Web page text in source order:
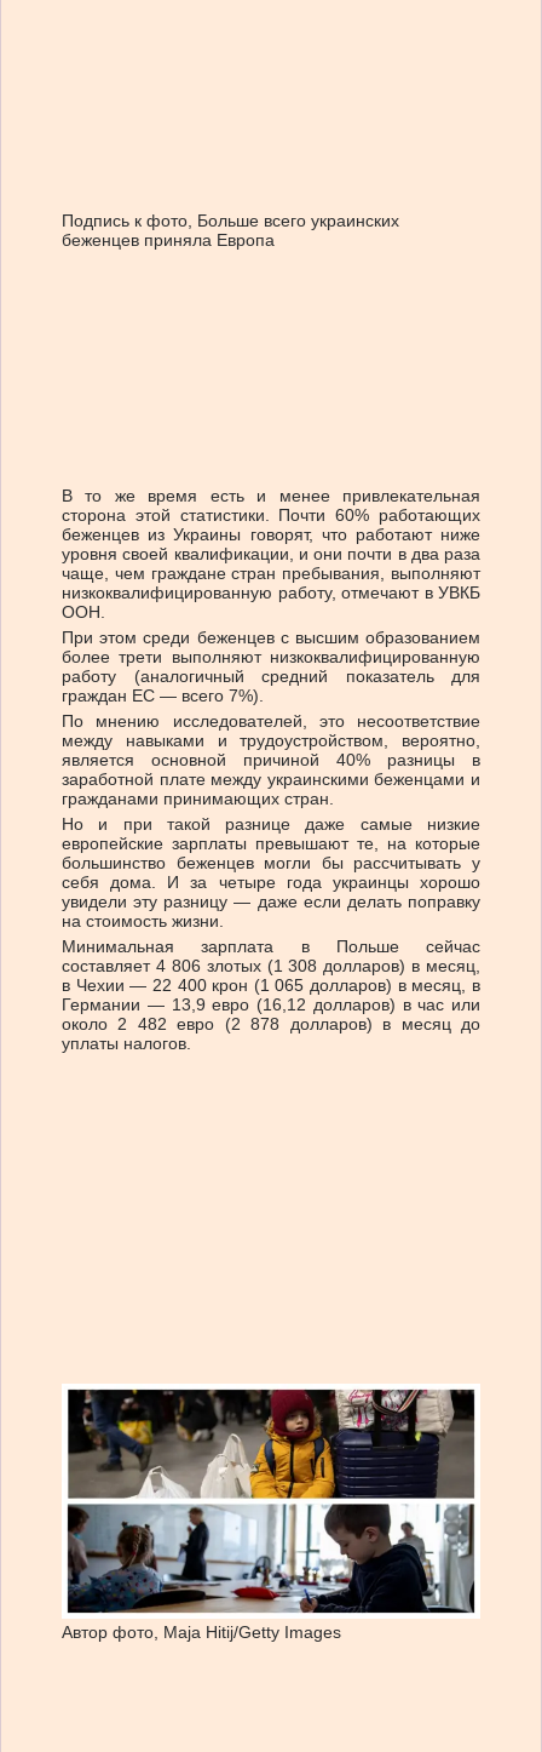
Подпись к фото, Больше всего украинских
беженцев приняла Европа
В то же время есть и менее привлекательная
сторона этой статистики. Почти 60% работающих
беженцев из Украины говорят, что работают ниже
уровня своей квалификации, и они почти в два раза
чаще, чем граждане стран пребывания, выполняют
низкоквалифицированную работу, отмечают в УВКБ
ООН.
При этом среди беженцев с высшим образованием
более трети выполняют низкоквалифицированную
работу (аналогичный средний показатель для
граждан ЕС — всего 7%).
По мнению исследователей, это несоответствие
между навыками и трудоустройством, вероятно,
является основной причиной 40% разницы в
заработной плате между украинскими беженцами и
гражданами принимающих стран.
Но и при такой разнице даже самые низкие
европейские зарплаты превышают те, на которые
большинство беженцев могли бы рассчитывать у
себя дома. И за четыре года украинцы хорошо
увидели эту разницу — даже если делать поправку
на стоимость жизни.
Минимальная зарплата в Польше сейчас
составляет 4 806 злотых (1 308 долларов) в месяц,
в Чехии — 22 400 крон (1 065 долларов) в месяц, в
Германии — 13,9 евро (16,12 долларов) в час или
около 2 482 евро (2 878 долларов) в месяц до
уплаты налогов.
Автор фото, Maja Hitij/Getty Images